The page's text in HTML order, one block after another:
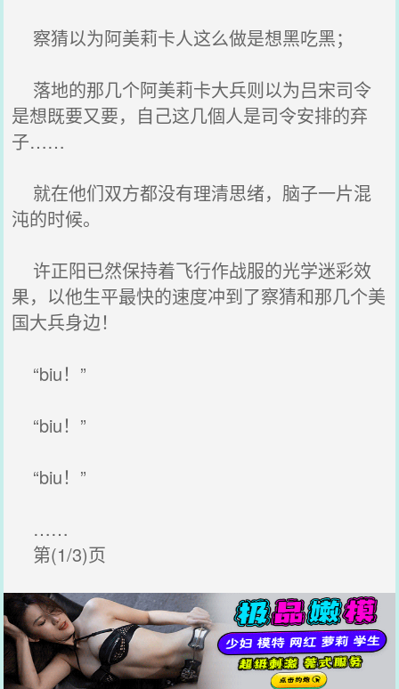
察猜以为阿美莉卡人这么做是想黑吃黑；
落地的那几个阿美莉卡大兵则以为吕宋司令
是想既要又要，自己这几個人是司令安排的弃
子……
就在他们双方都没有理清思绪，脑子一片混
沌的时候。
许正阳已然保持着飞行作战服的光学迷彩效
果，以他生平最快的速度冲到了察猜和那几个美
国大兵身边！
“biu！”
“biu！”
“biu！”
……
第(1/3)页